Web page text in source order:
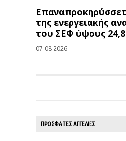
της ενεργειακής
του ΣΕΦ ύψους
07-08-2026
ΠΡΟΣΦΑΤΕΣ ΑΓΓΕΛΙΕΣ